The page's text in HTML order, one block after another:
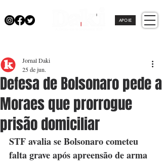
APOIE
Defesa de Bolsonaro pede a
Moraes que prorrogue
prisão domiciliar
Jornal Daki
25 de jun.
STF avalia se Bolsonaro cometeu
falta grave após apreensão de arma